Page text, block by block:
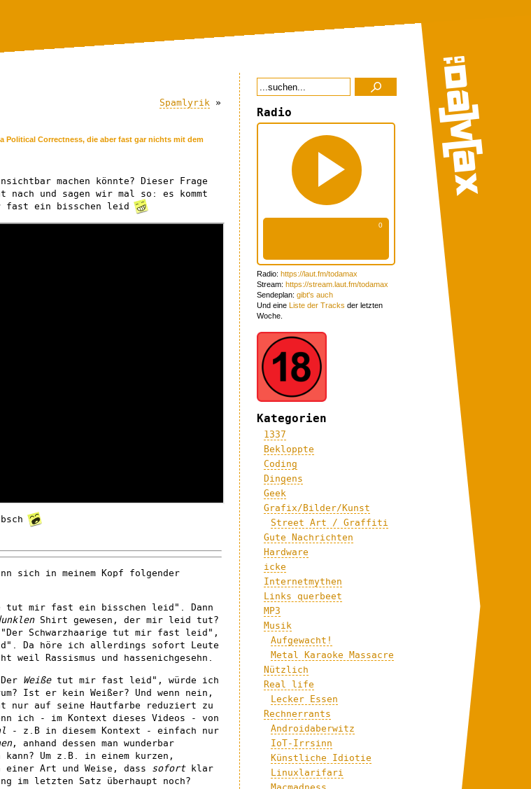
Spamlyrik »
Political Correctness, die aber fast gar nichts mit dem
machen könnte? Dieser Frage
nach und sagen wir mal so: es kommt
fast ein bisschen leid
sich in meinem Kopf folgender
tut mir fast ein bisschen leid". Dann
Shirt gewesen, der mir leid tut?
Schwarzhaarige tut mir fast leid",
Da höre ich allerdings sofort Leute
weil Rassismus und hassenichgesehn.
Weißetut mir fast leid", würde ich
Ist er kein Weißer? Und wenn nein,
nur auf seine Hautfarbe reduziert zu
ich - im Kontext dieses Videos - von
- z.B in diesem Kontext - einfach nur
, anhand dessen man wunderbar
kann? Um z.B. in einem kurzen,
einer Art und Weise, dass sofortklar
im letzten Satz überhaupt noch?
Radio
Radio: https://laut.fm/todamax
Stream: https://stream.laut.fm/todamax
Sendeplan: gibt's auch
Und eine Liste der Tracks der letzten
Woche.
Kategorien
1337
Bekloppte
Coding
Dingens
Geek
Grafix/Bilder/Kunst
Street Art / Graffiti
Gute Nachrichten
Hardware
icke
Internetmythen
Links querbeet
MP3
Musik
Aufgewacht!
Metal Karaoke Massacre
Nützlich
Real life
Lecker Essen
Rechnerrants
Androidaberwitz
IoT-Irrsinn
Künstliche Idiotie
Linuxlarifari